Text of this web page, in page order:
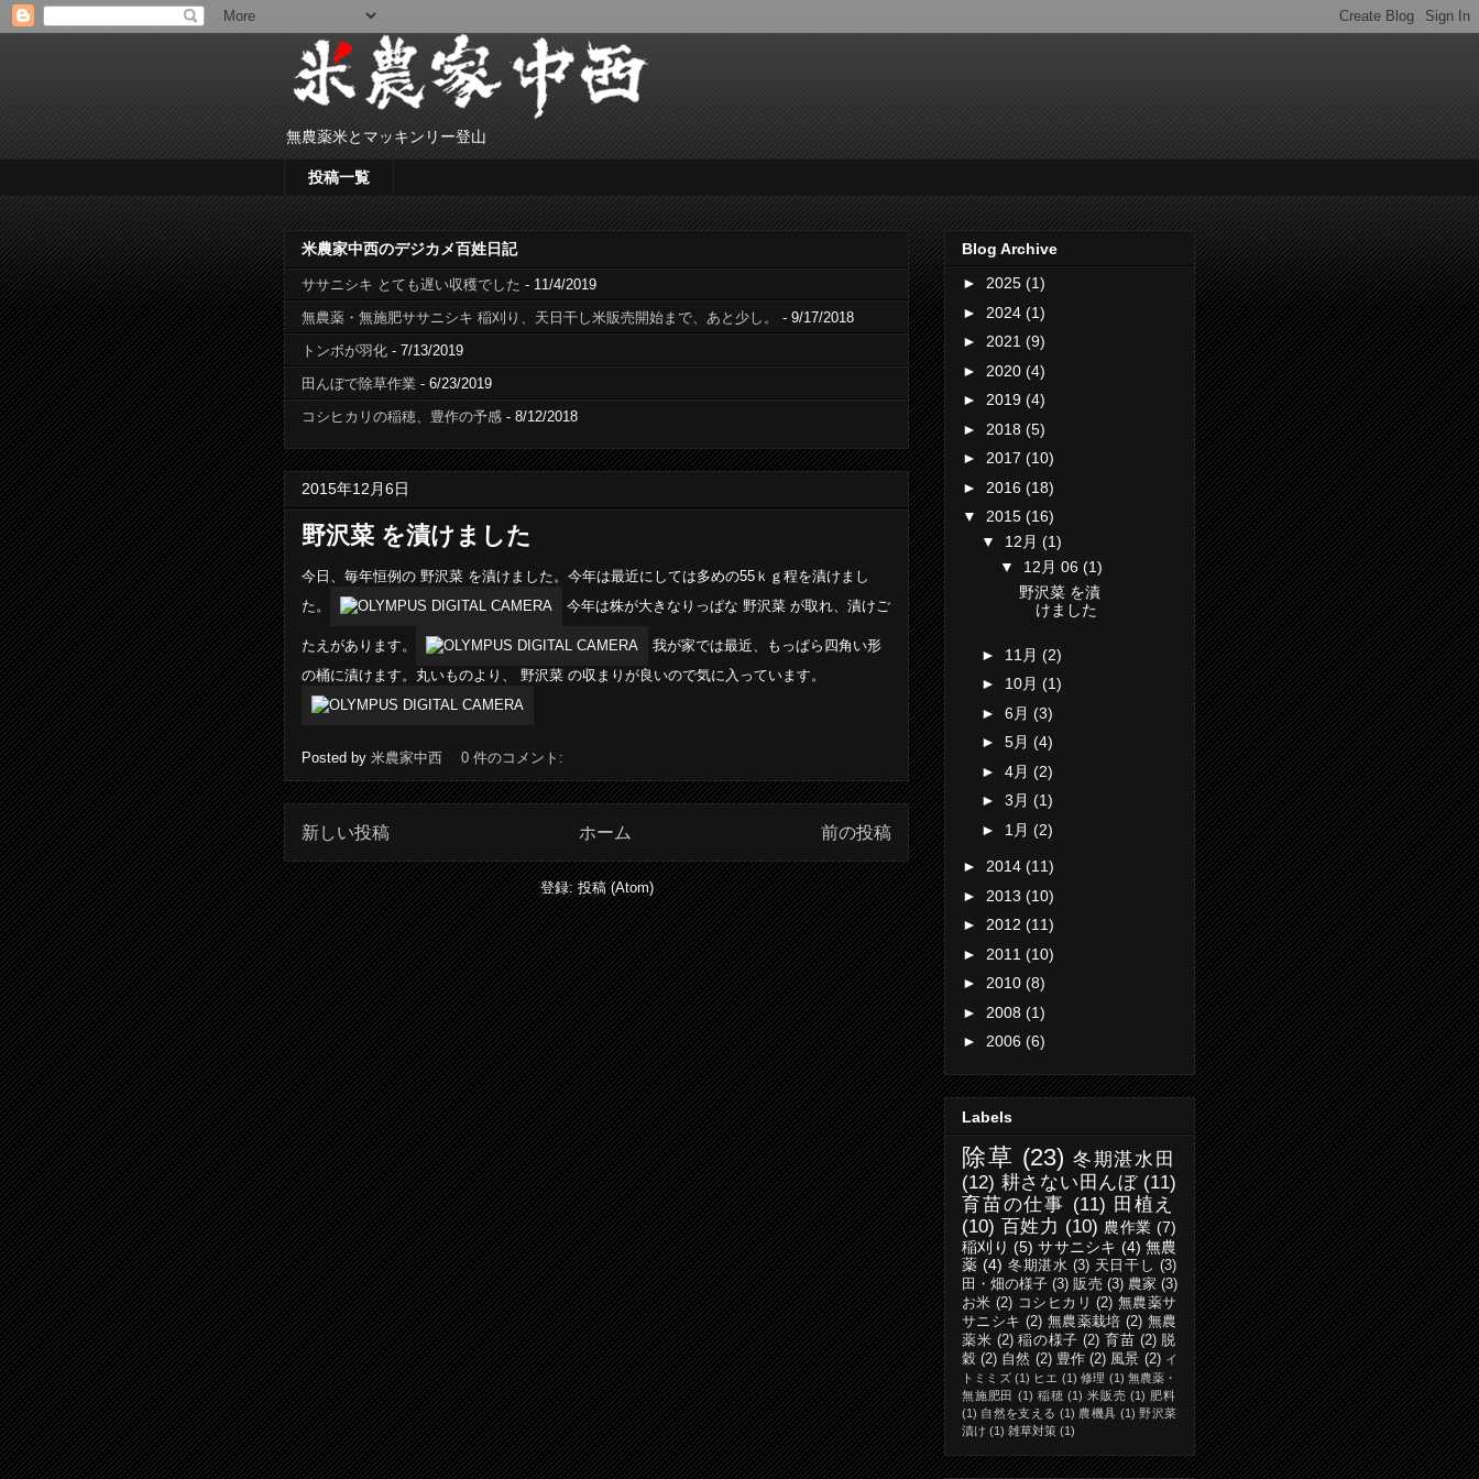
無農薬米とマッキンリー登山
投稿一覧
米農家中西のデジカメ百姓日記
ササニシキ とても遅い収穫でした - 11/4/2019
無農薬・無施肥ササニシキ 稲刈り、天日干し米販売開始まで、あと少し。
- 9/17/2018
トンボが羽化 - 7/13/2019
田んぼで除草作業 - 6/23/2019
コシヒカリの稲穂、豊作の予感 - 8/12/2018
2015年12月6日
野沢菜 を漬けました
今日、毎年恒例の 野沢菜 を漬けました。今年は最近にしては多めの55ｋｇ程を漬けまし
た。
今年は株が大きなりっぱな 野沢菜 が取れ、漬けご
たえがあります。
我が家では最近、もっぱら四角い形
の桶に漬けます。丸いものより、 野沢菜 の収まりが良いので気に入っています。
Posted by 米農家中西 0 件のコメント:
新しい投稿 前の投稿
ホーム
登録:投稿 (Atom)
Blog Archive
► 2025 (1)
► 2024 (1)
► 2021 (9)
► 2020 (4)
► 2019 (4)
► 2018 (5)
► 2017 (10)
► 2016 (18)
▼ 2015 (16)
▼ 12月 (1)
▼ 12月 06 (1)
野沢菜 を漬
けました
► 11月 (2)
► 10月 (1)
► 6月 (3)
► 5月 (4)
► 4月 (2)
► 3月 (1)
► 1月 (2)
► 2014 (11)
► 2013 (10)
► 2012 (11)
► 2011 (10)
► 2010 (8)
► 2008 (1)
► 2006 (6)
Labels
除草 (23) 冬期湛水田
(12) 耕さない田んぼ (11)
育苗の仕事 (11) 田植え
(10) 百姓力 (10) 農作業 (7)
稲刈り (5) ササニシキ (4) 無農
薬 (4) 冬期湛水 (3) 天日干し (3)
田・畑の様子 (3) 販売 (3) 農家 (3)
お米 (2) コシヒカリ (2) 無農薬サ
サニシキ (2) 無農薬栽培 (2) 無農
薬米 (2) 稲の様子 (2) 育苗 (2) 脱
穀 (2) 自然 (2) 豊作 (2) 風景 (2) イ
トミミズ (1) ヒエ (1) 修理 (1) 無農薬・
無施肥田 (1) 稲穂 (1) 米販売 (1) 肥料
(1) 自然を支える (1) 農機具 (1) 野沢菜
漬け (1) 雑草対策 (1)